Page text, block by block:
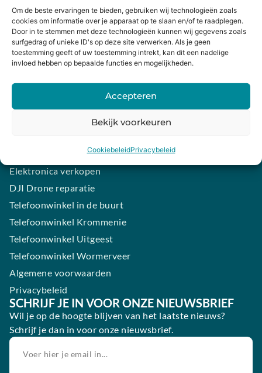
Om de beste ervaringen te bieden, gebruiken wij technologieën zoals
cookies om informatie over je apparaat op te slaan en/of te raadplegen.
Door in te stemmen met deze technologieën kunnen wij gegevens zoals
surfgedrag of unieke ID's op deze site verwerken. Als je geen
toestemming geeft of uw toestemming intrekt, kan dit een nadelige
invloed hebben op bepaalde functies en mogelijkheden.
Accepteren
Bekijk voorkeuren
CookiebeleidPrivacybeleid
Bestellingen
Mijn winkelwagen
HANDIGE LINKS
Levering en retourneren
Garantie
Contact
Samsung smartphone laten maken
Elektronica verkopen
DJI Drone reparatie
Telefoonwinkel in de buurt
Telefoonwinkel Krommenie
Telefoonwinkel Uitgeest
Telefoonwinkel Wormerveer
Algemene voorwaarden
Privacybeleid
SCHRIJF JE IN VOOR ONZE NIEUWSBRIEF
Wil je op de hoogte blijven van het laatste nieuws?
Schrijf je dan in voor onze nieuwsbrief.